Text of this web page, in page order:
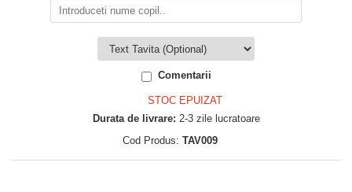
Comentarii
STOC EPUIZAT
Durata de livrare: 2-3 zile lucratoare
Cod Produs: TAV009